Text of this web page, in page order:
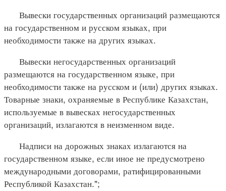
Вывески государственных организаций размещаются
на государственном и русском языках, при
необходимости также на других языках.
Вывески негосударственных организаций
размещаются на государственном языке, при
необходимости также на русском и (или) других языках.
Товарные знаки, охраняемые в Республике Казахстан,
используемые в вывесках негосударственных
организаций, излагаются в неизменном виде.
Надписи на дорожных знаках излагаются на
государственном языке, если иное не предусмотрено
международными договорами, ратифицированными
Республикой Казахстан.";